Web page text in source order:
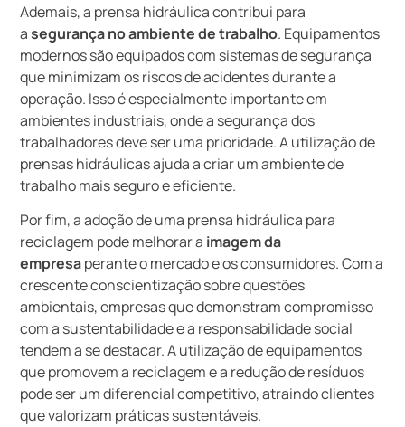
Ademais, a prensa hidráulica contribui para
asegurança no ambiente de trabalho. Equipamentos
modernos são equipados com sistemas de segurança
que minimizam os riscos de acidentes durante a
operação. Isso é especialmente importante em
ambientes industriais, onde a segurança dos
trabalhadores deve ser uma prioridade. A utilização de
prensas hidráulicas ajuda a criar um ambiente de
trabalho mais seguro e eficiente.
Por fim, a adoção de uma prensa hidráulica para
reciclagem pode melhorar a imagem da
empresaperante o mercado e os consumidores. Com a
crescente conscientização sobre questões
ambientais, empresas que demonstram compromisso
com a sustentabilidade e a responsabilidade social
tendem a se destacar. A utilização de equipamentos
que promovem a reciclagem e a redução de resíduos
pode ser um diferencial competitivo, atraindo clientes
que valorizam práticas sustentáveis.